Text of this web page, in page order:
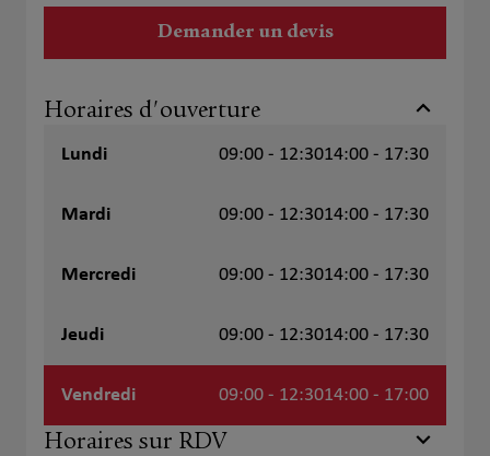
Demander un devis
Horaires d'ouverture
Lundi 09:00 - 12:3014:00 - 17:30
Mardi 09:00 - 12:3014:00 - 17:30
Mercredi 09:00 - 12:3014:00 - 17:30
Jeudi 09:00 - 12:3014:00 - 17:30
Vendredi 09:00 - 12:3014:00 - 17:00
Horaires sur RDV